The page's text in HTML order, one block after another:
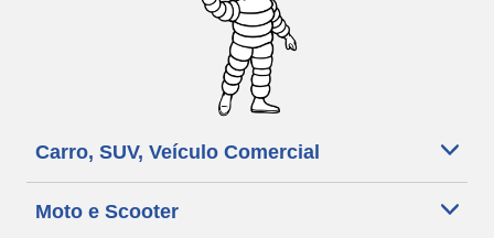
Carro, SUV, Veículo Comercial
Moto e Scooter